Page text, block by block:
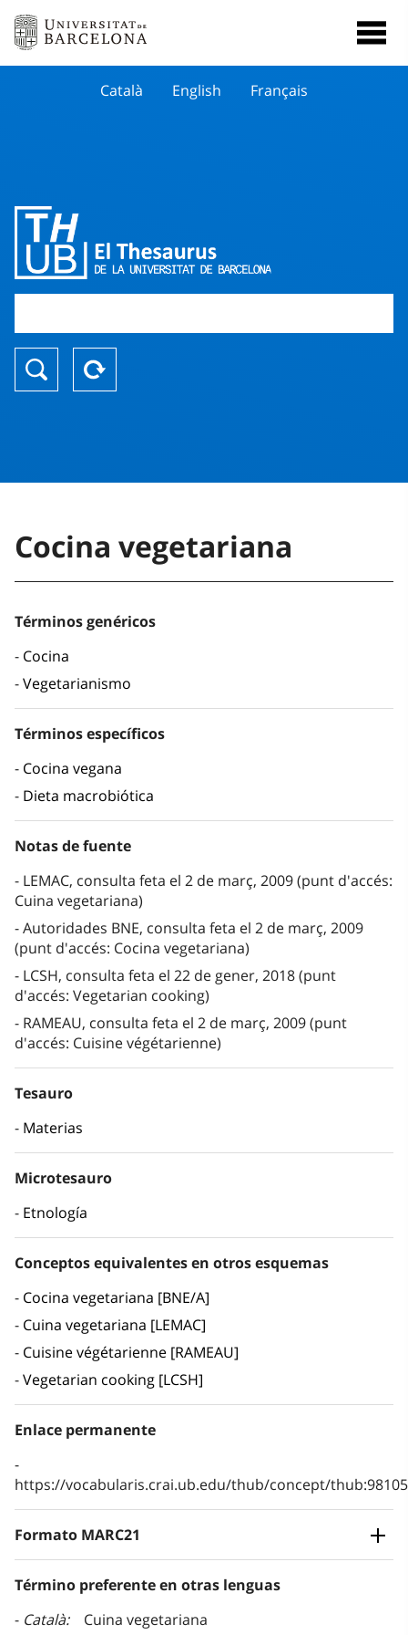
Català English Français
Cocina vegetariana
Términos genéricos
Cocina
Vegetarianismo
Términos específicos
Cocina vegana
Dieta macrobiótica
Notas de fuente
LEMAC, consulta feta el 2 de març, 2009 (punt d'accés:
Cuina vegetariana)
Autoridades BNE, consulta feta el 2 de març, 2009
(punt d'accés: Cocina vegetariana)
LCSH, consulta feta el 22 de gener, 2018 (punt
d'accés: Vegetarian cooking)
RAMEAU, consulta feta el 2 de març, 2009 (punt
d'accés: Cuisine végétarienne)
Tesauro
Materias
Microtesauro
Etnología
Conceptos equivalentes en otros esquemas
Cocina vegetariana [BNE/A]
Cuina vegetariana [LEMAC]
Cuisine végétarienne [RAMEAU]
Vegetarian cooking [LCSH]
Enlace permanente
https://vocabularis.crai.ub.edu/thub/concept/
Formato MARC21
Término preferente en otras lenguas
Català
Cuina vegetariana